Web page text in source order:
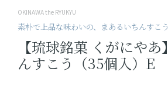
フード
クラフト
OKINAWA the RYUKYU
素朴で上品な味わいの、まあるいちんすこう
【琉球銘菓 くがにや
んすこう（35個入）E